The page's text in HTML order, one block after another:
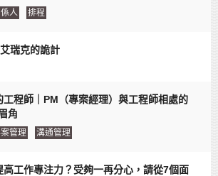
人 排程
瑞克的詭計
工程師｜PM（專案經理）與工程師相處的
角
管理 溝通管理
高工作專注力？受夠一再分心，請從7個面